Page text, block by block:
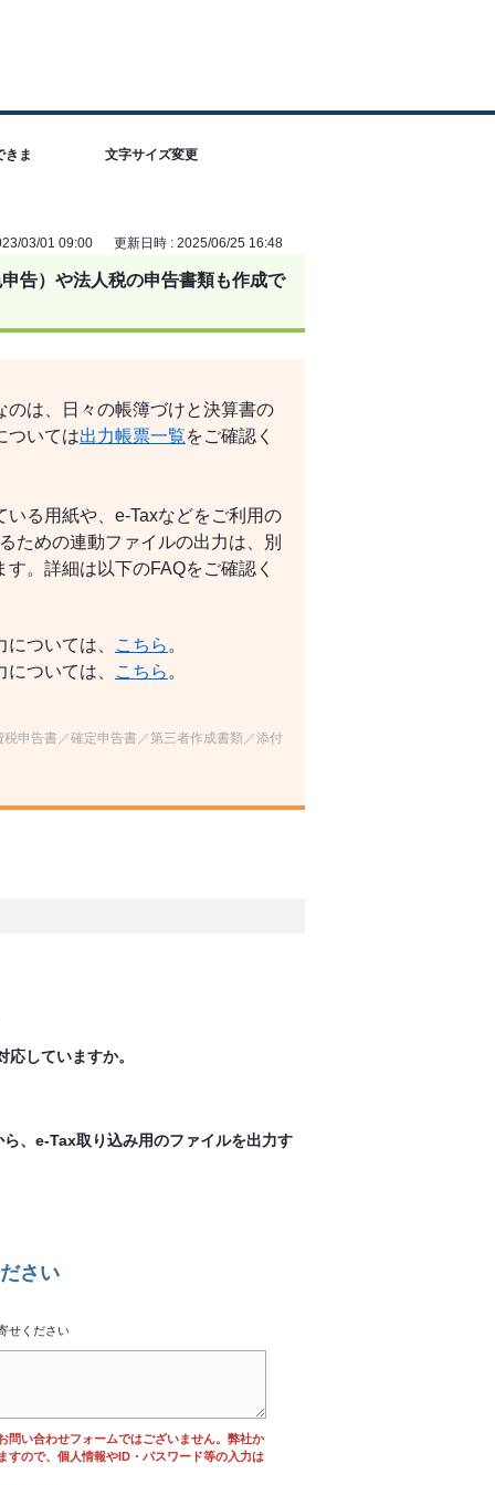
文字サイズ変更
きま
03/01 09:00 更新日時 : 2025/06/25 16:48
告）や法人税の申告書類も作成で
のは、日々の帳簿づけと決算書の
ついては出力帳票一覧をご確認く
る用紙や、e-Taxなどをご利用の
ための連動ファイルの出力は、別
。詳細は以下のFAQをご確認く
ついては、 こちら 。
ついては、
こちら 。
申告書／確定申告書／第三者作成書類／添付
していますか。
、e-Tax取り込み用のファイルを出力す
さい
せください
問い合わせフォームではございません。弊社か
すので、個人情報やID・パスワード等の入力は